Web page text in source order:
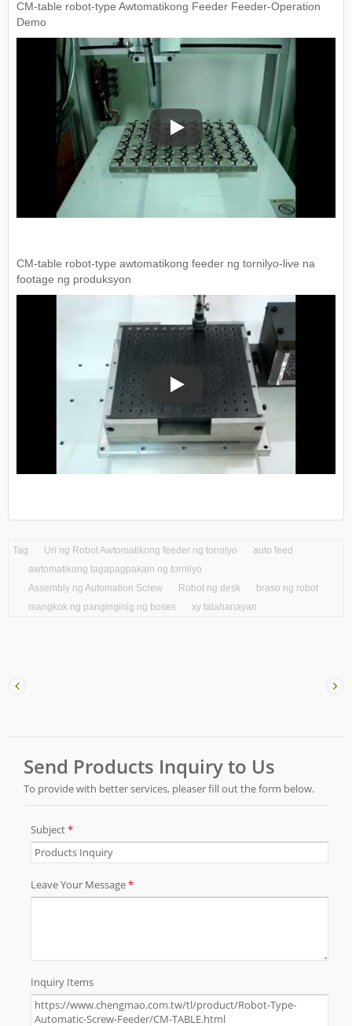
CM-table robot-type Awtomatikong Feeder Feeder-Operation
Demo
CM-table robot-type
CM-table robot-type awtomatikong feeder ng tornilyo-live na
footage ng produksyon
CM-table robot-type
Tag Uri ng Robot Awtomatikong feeder ng tornilyo
auto feed
awtomatikong tagapagpakain ng tornilyo
Assembly ng Automation Screw
Robot ng desk
braso ng robot
mangkok ng panginginig ng boses
xy talahanayan